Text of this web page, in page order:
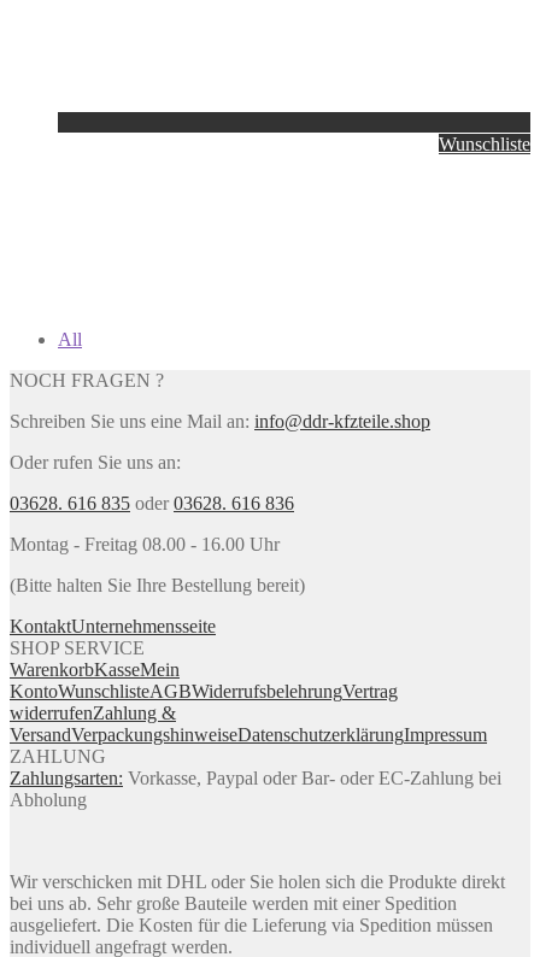
Wunschliste
All
NOCH FRAGEN ?
Schreiben Sie uns eine Mail an: info@ddr-kfzteile.shop
Oder rufen Sie uns an:
03628. 616 835 oder03628. 616 836
Montag - Freitag 08.00 - 16.00 Uhr
(Bitte halten Sie Ihre Bestellung bereit)
KontaktUnternehmensseite
SHOP SERVICE
WarenkorbKasseMein
KontoWunschlisteAGBWiderrufsbelehrungVertrag
widerrufenZahlung &
VersandVerpackungshinweiseDatenschutzerklärungImpressum
ZAHLUNG
Zahlungsarten: Vorkasse, Paypal oder Bar- oder EC-Zahlung bei
Abholung
Wir verschicken mit DHL oder Sie holen sich die Produkte direkt
bei uns ab. Sehr große Bauteile werden mit einer Spedition
ausgeliefert. Die Kosten für die Lieferung via Spedition müssen
individuell angefragt werden.